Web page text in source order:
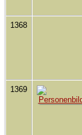
1368
1369